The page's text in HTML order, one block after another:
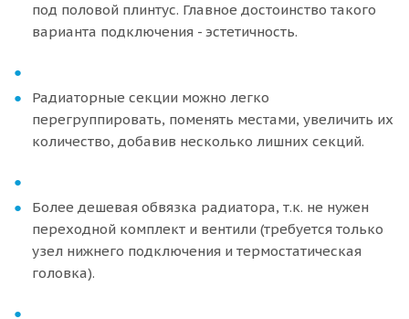
под половой плинтус. Главное достоинство такого
варианта подключения - эстетичность.
Радиаторные секции можно легко
перегруппировать, поменять местами, увеличить их
количество, добавив несколько лишних секций.
Более дешевая обвязка радиатора, т.к. не нужен
переходной комплект и вентили (требуется только
узел нижнего подключения и термостатическая
головка).